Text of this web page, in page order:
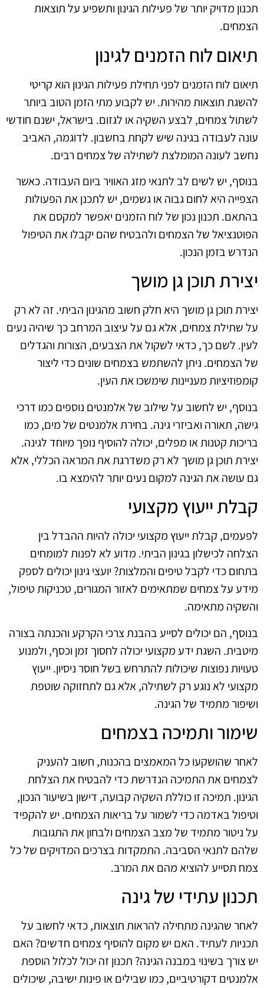
תכנון מדויק יותר של פעילות הגינון ותשפיע על תוצאות
הצמחים.
תיאום לוח הזמנים לגינון
תיאום לוח הזמנים לפני תחילת פעילות הגינון הוא קריטי
להשגת תוצאות מהירות. יש לקבוע מתי הזמן הטוב ביותר
לשתול צמחים, לבצע השקיה או לגזום. בישראל, ישנם חודשי
עונה לעבודה בגינה שיש לקחת בחשבון. לדוגמה, האביב
נחשב לעונה המומלצת לשתילה של צמחים רבים.
בנוסף, יש לשים לב לתנאי מזג האוויר ביום העבודה. כאשר
הצפייה היא לחום גבוה או גשמים, יש לתכנן את הפעולות
בהתאם. תכנון נכון של לוח הזמנים יאפשר למקסם את
הפוטנציאל של הצמחים ולהבטיח שהם יקבלו את הטיפול
הנדרש בזמן הנכון.
יצירת תוכן גן מושך
יצירת תוכן גן מושך היא חלק חשוב מהגינון הביתי. זה לא רק
על שתילת צמחים, אלא גם על עיצוב המרחב כך שיהיה נעים
לעין. לשם כך, כדאי לשקול את הצבעים, הצורות והגדלים
של הצמחים. ניתן להשתמש בצמחים שונים כדי ליצור
קומפוזיציות מעניינות שימשכו את העין.
בנוסף, יש לחשוב על שילוב של אלמנטים נוספים כמו דרכי
גישה, תאורה ואביזרי גינה. בחירת אלמנטים של מים, כמו
בריכות קטנות או מפלים, יכולה להוסיף נופך מיוחד לגינה.
יצירת תוכן גן מושך לא רק משדרגת את המראה הכללי, אלא
גם עושה את הגינה למקום נעים יותר להימצא בו.
קבלת ייעוץ מקצועי
לפעמים, קבלת ייעוץ מקצועי יכולה להיות ההבדל בין
הצלחה לכישלון בגינון הביתי. מדוע לא לפנות למומחים
בתחום כדי לקבל טיפים והמלצות? יועצי גינון יכולים לספק
מידע על צמחים שמתאימים לאזור המגורים, טכניקות טיפול,
והשקיה מתאימה.
בנוסף, הם יכולים לסייע בהבנת צרכי הקרקע והכנתה בצורה
מיטבית. השגת ידע מקצועי יכולה לחסוך זמן וכסף, ולמנוע
טעויות נפוצות שיכולות להתרחש בשל חוסר ניסיון. ייעוץ
מקצועי לא נוגע רק לשתילה, אלא גם לתחזוקה שוטפת
ושיפור מתמיד של הגינה.
שימור ותמיכה בצמחים
לאחר שהושקעו כל המאמצים בהכנות, חשוב להעניק
לצמחים את התמיכה הנדרשת כדי להבטיח את הצלחת
הגינון. תמיכה זו כוללת השקיה קבועה, דישון בשיעור הנכון,
וטיפול באדמה כדי לשמור על בריאות הצמחים. יש להקפיד
על ניטור מתמיד של מצב הצמחים ולבחון את התגובות
שלהם לתנאי הסביבה. התמקדות בצרכים המדויקים של כל
צמח תסייע להוציא מהם את המרב.
תכנון עתידי של גינה
לאחר שהגינה מתחילה להראות תוצאות, כדאי לחשוב על
תכניות לעתיד. האם יש מקום להוסיף צמחים חדשים? האם
יש צורך בשינוי במבנה הגינה? תכנון זה יכול לכלול הוספת
אלמנטים דקורטיביים, כמו שבילים או פינות ישיבה, שיכולים